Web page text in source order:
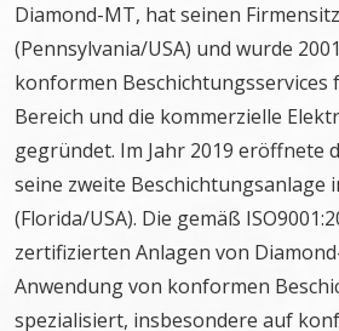
Diamond-MT, hat seinen
(Pennsylvania/USA) und wurde
konformen Beschichtungsservices
Bereich und die kommerzielle
gegründet. Im Jahr 2019 eröffnete
seine zweite Beschichtungsanlage
(Florida/USA). Die gemäß
zertifizierten Anlagen von
Anwendung von konformen
spezialisiert, insbesondere auf